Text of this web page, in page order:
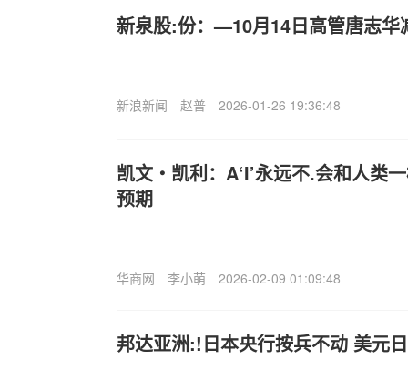
新泉股:份：—10月14日高管唐志华
新浪新闻 赵普 2026-01-26 19:36:48
凯文・凯利：A‘I’永远不.会和人类
预期
华商网 李小萌 2026-02-09 01:09:48
邦达亚洲:!日本央行按兵不动 美元